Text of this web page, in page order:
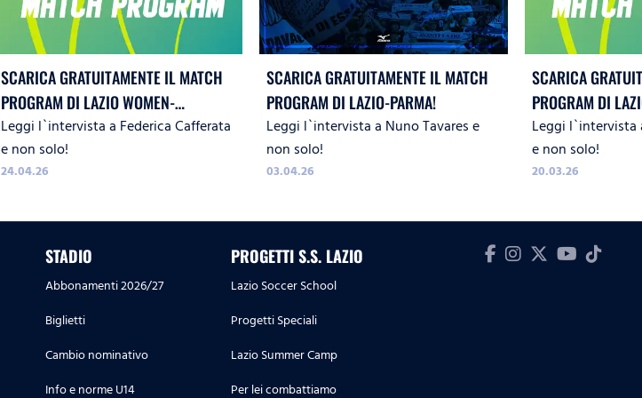
SCARICA GRATUITAMENTE IL MATCH
PROGRAM DI LAZIO WOMEN-
SASSUOLO!
Leggi l`intervista a Federica Cafferata
e non solo!
24.04.26
SCARICA GRATUITAMENTE IL MATCH
PROGRAM DI LAZIO-PARMA!
Leggi l`intervista a Nuno Tavares e
non solo!
03.04.26
SCARICA
PROGRAM DI
Leggi l`intervista
e non solo!
20.03.26
STADIO
Abbonamenti 2026/27
Biglietti
Cambio nominativo
Info e norme U14
PROGETTI S.S. LAZIO
Lazio Soccer School
Progetti Speciali
Lazio Summer Camp
Per lei combattiamo